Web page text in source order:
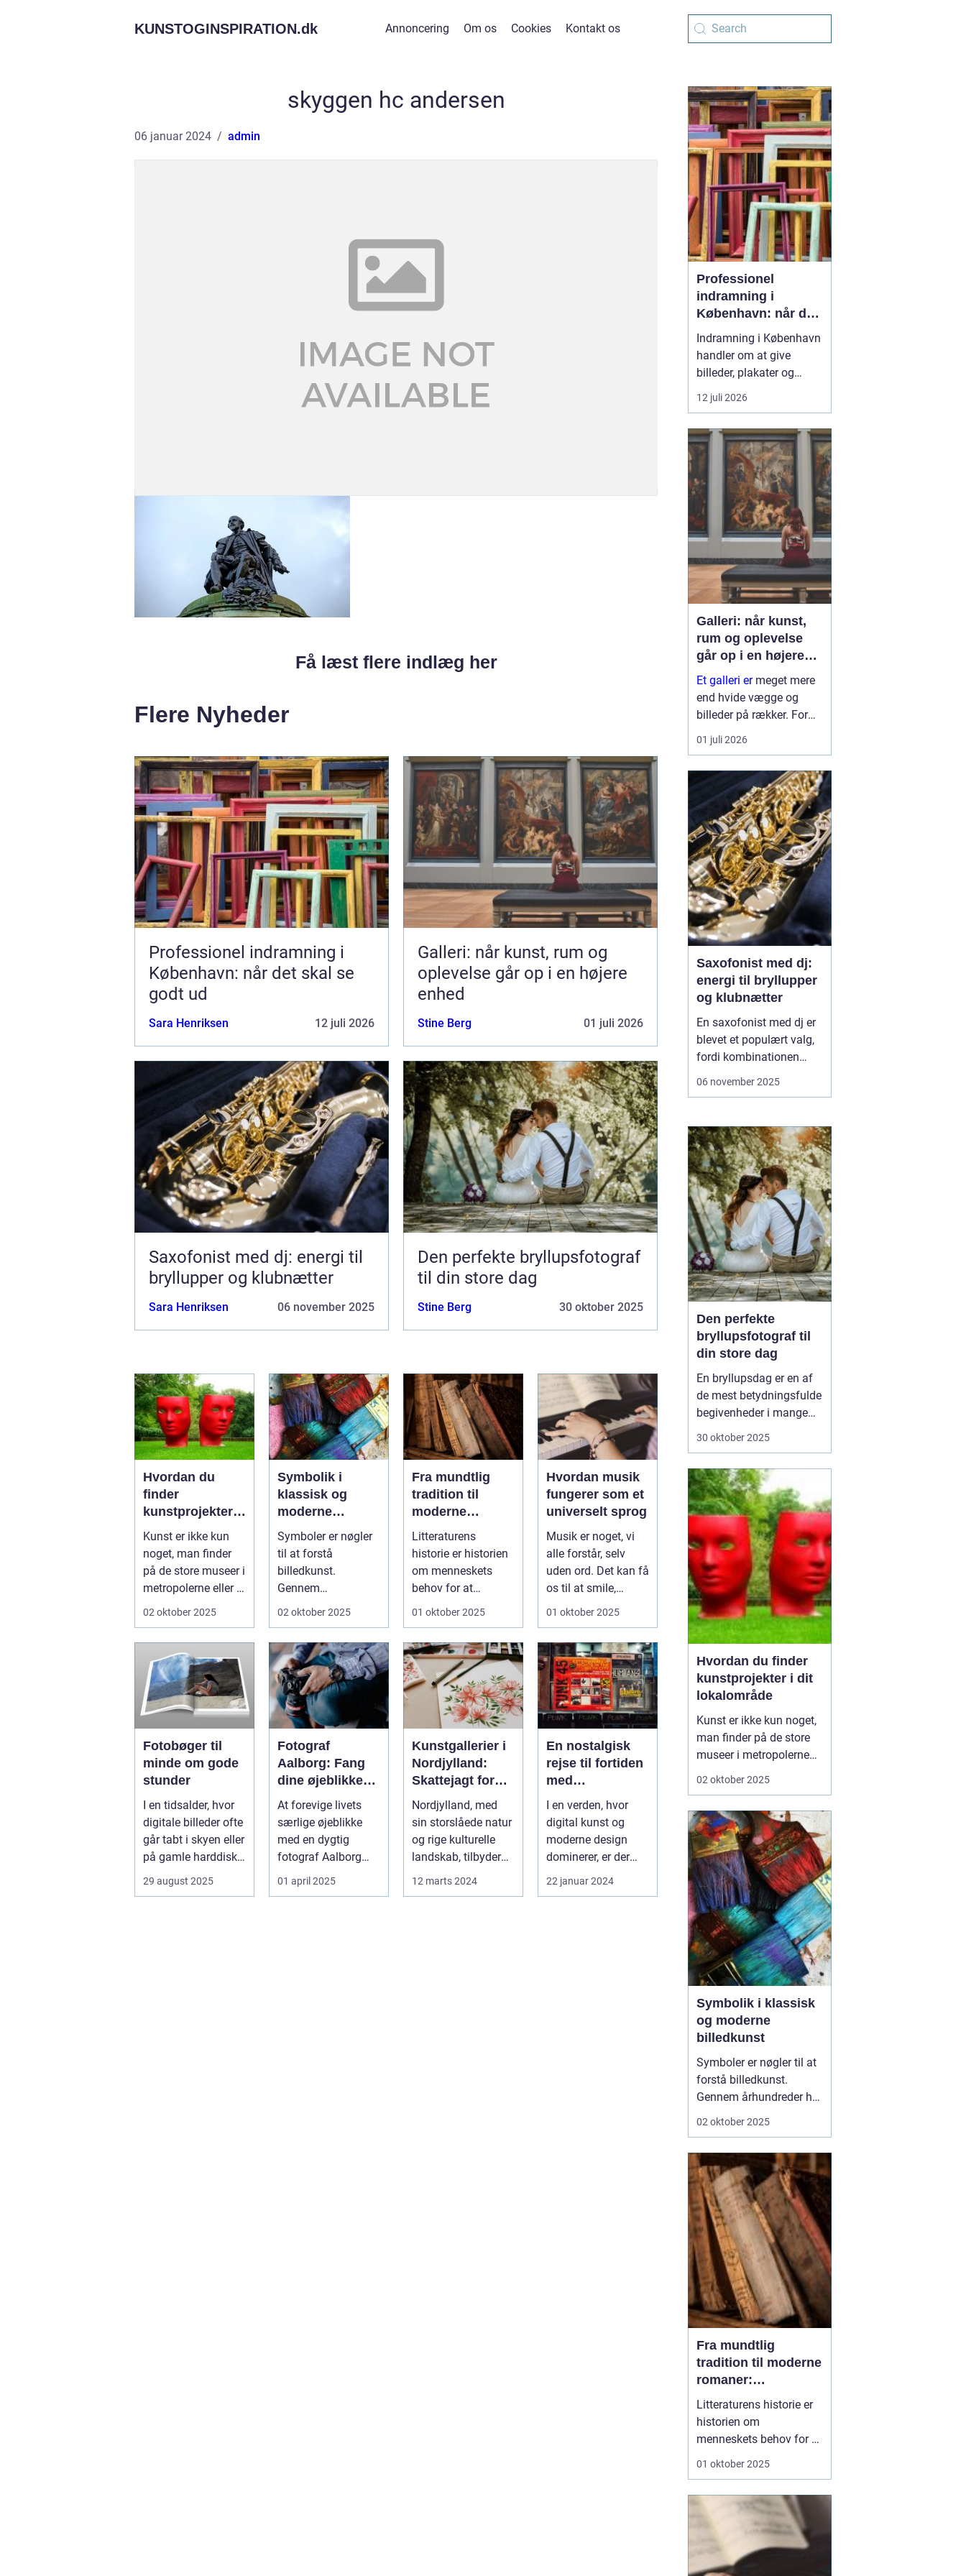
KUNSTOGINSPIRATION.dk Annoncering Om os Cookies Kontakt os
skyggen hc andersen
06 januar 2024 admin
Få læst flere indlæg her
Flere Nyheder
Professionel indramning i
København: når det skal se
godt ud
Sara Henriksen 12 juli 2026
Galleri: når kunst, rum og
oplevelse går op i en højere
enhed
Stine Berg 01 juli 2026
Saxofonist med dj: energi til
bryllupper og klubnætter
Sara Henriksen 06 november 2025
Den perfekte bryllupsfotograf
til din store dag
Stine Berg 30 oktober 2025
Hvordan du
finder
kunstprojekter i
dit lokalområde
Kunst er ikke kun
noget, man finder
på de store museer i
metropolerne eller i
internationale g...
02 oktober 2025
Symbolik i
klassisk og
moderne
billedkunst
Symboler er nøgler
til at forstå
billedkunst.
Gennem
århundreder har
02 oktober 2025
Fra mundtlig
tradition til
moderne
romaner:
Litteraturens
Litteraturens
historie er historien
om menneskets
behov for at
fortælle. Før der
01 oktober 2025
Hvordan musik
fungerer som et
universelt sprog
Musik er noget, vi
alle forstår, selv
uden ord. Det kan få
os til at smile,
minde os om ...
01 oktober 2025
Fotobøger til
minde om gode
stunder
I en tidsalder, hvor
digitale billeder ofte
går tabt i skyen eller
på gamle harddiske,
29 august 2025
Fotograf
Aalborg: Fang
dine øjeblikke
med en
professionel
fotograf
At forevige livets
særlige øjeblikke
med en dygtig
fotograf Aalborg
kan skabe minder,
01 april 2025
Kunstgallerier i
Nordjylland:
Skattejagt for
kunstentusiaste
Nordjylland, med
sin storslåede natur
og rige kulturelle
landskab, tilbyder
12 marts 2024
En nostalgisk
rejse til fortiden
med
retroplakater
I en verden, hvor
digital kunst og
moderne design
dominerer, er der
noget dybt
fascinerende og
22 januar 2024
Professionel
indramning i
København: når det
skal se godt ud
Indramning i København
handler om at give
billeder, plakater og
personlige minder en
ramme, der både
motivet. Hos mange
københavnere fylder
kunst, fotografier og
plakater meget i
indretningen, og flere...
12 juli 2026
Galleri: når kunst,
rum og oplevelse
går op i en højere
enhed
Et galleri ermeget mere
end hvide vægge og
billeder på rækker. For
mange fungerer galleriet
som et frirum, hvor vi
få et øjebliks pause fra
hverdagen. For
kunstnere er galleriet et
profession...
01 juli 2026
Saxofonist med dj:
energi til bryllupper
og klubnætter
En saxofonist med dj er
blevet et populært valg,
fordi kombinationen
giver både fleksibilitet og
menneskeligt
instrument, der kan
bevæge sig rundt blandt
gæsterne...
06 november 2025
Den perfekte
bryllupsfotograf til
din store dag
En bryllupsdag er en af
de mest betydningsfulde
begivenheder i mange
menneskers liv. Det er en
og uforglemmelige
øjeblikke. Når klokkerne
ringer, og risene flyver, vil
de fleste par gerne sikr...
30 oktober 2025
Hvordan du finder
kunstprojekter i dit
lokalområde
Kunst er ikke kun noget,
man finder på de store
museer i metropolerne
eller i internationale
parker, på biblioteker, i
kulturhuse, på facader
og i små fællessk...
02 oktober 2025
Symbolik i klassisk
og moderne
billedkunst
Symboler er nøgler til at
forstå billedkunst.
Gennem århundreder har
kunstnere brugt tegn,
mening. I klassisk kunst
blev symbolikken ofte
brugt til at formidle
religiø...
02 oktober 2025
Fra mundtlig
tradition til moderne
romaner:
Litteraturens
udvikling
Litteraturens historie er
historien om
menneskets behov for at
fortælle. Før der fandtes
fortællingerne. De blev
fortalt ved ildstedet,
sunget i sange og
videregivet fra
01 oktober 2025